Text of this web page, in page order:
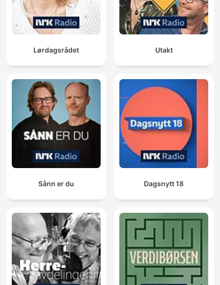
Lørdagsrådet Utakt
Sånn er du Dagsnytt 18